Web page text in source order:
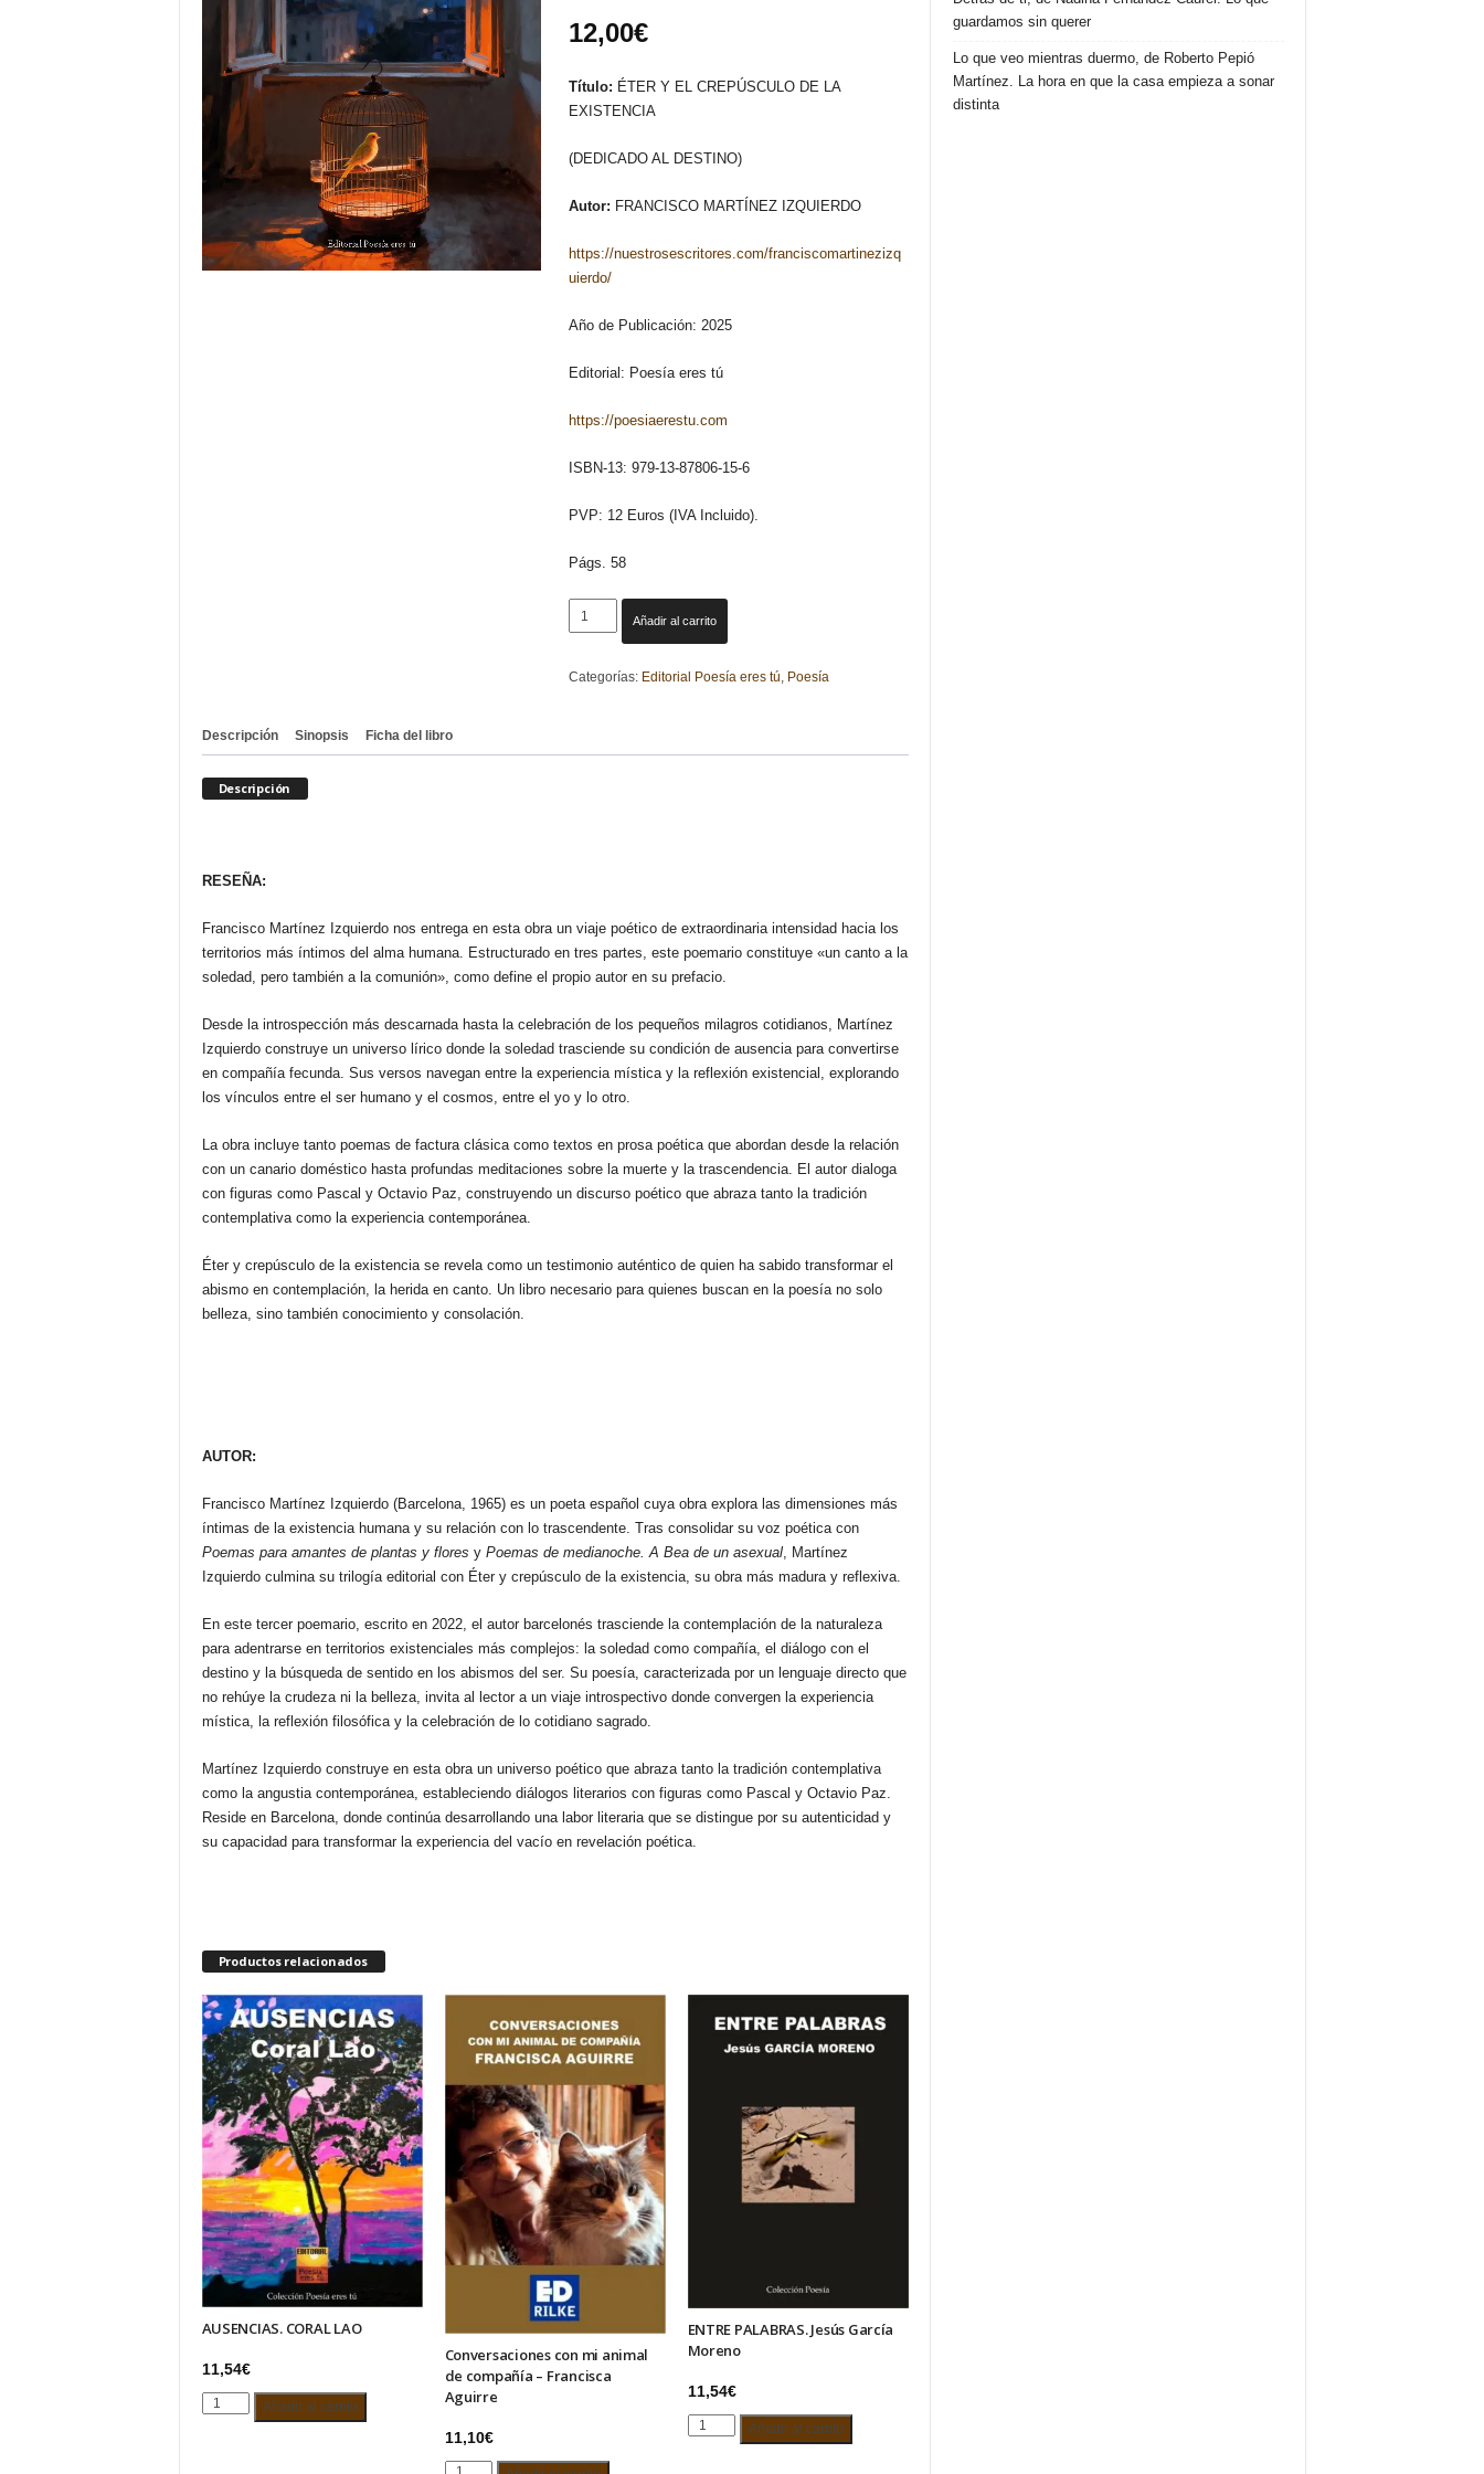
12,00€
Título: ÉTER Y EL CREPÚSCULO DE LA
EXISTENCIA
(DEDICADO AL DESTINO)
Autor: FRANCISCO MARTÍNEZ IZQUIERDO
https://nuestrosescritores.com/franciscomartinezizq
uierdo/
Año de Publicación: 2025
Editorial: Poesía eres tú
https://poesiaerestu.com
ISBN-13: 979-13-87806-15-6
PVP: 12 Euros (IVA Incluido).
Págs. 58
ÉTER
Y
CREPÚSCULO
Añadir al carrito
Categorías: Editorial Poesía eres tú, Poesía
Descripción Sinopsis Ficha del libro
Descripción
RESEÑA:
Francisco Martínez Izquierdo nos entrega en esta obra un viaje poético de extraordinaria intensidad hacia los
territorios más íntimos del alma humana. Estructurado en tres partes, este poemario constituye «un canto a la
soledad, pero también a la comunión», como define el propio autor en su prefacio.
Desde la introspección más descarnada hasta la celebración de los pequeños milagros cotidianos, Martínez
Izquierdo construye un universo lírico donde la soledad trasciende su condición de ausencia para convertirse
en compañía fecunda. Sus versos navegan entre la experiencia mística y la reflexión existencial, explorando
los vínculos entre el ser humano y el cosmos, entre el yo y lo otro.
La obra incluye tanto poemas de factura clásica como textos en prosa poética que abordan desde la relación
con un canario doméstico hasta profundas meditaciones sobre la muerte y la trascendencia. El autor dialoga
con figuras como Pascal y Octavio Paz, construyendo un discurso poético que abraza tanto la tradición
contemplativa como la experiencia contemporánea.
Éter y crepúsculo de la existencia se revela como un testimonio auténtico de quien ha sabido transformar el
abismo en contemplación, la herida en canto. Un libro necesario para quienes buscan en la poesía no solo
belleza, sino también conocimiento y consolación.
AUTOR:
Francisco Martínez Izquierdo (Barcelona, 1965) es un poeta español cuya obra explora las dimensiones más
íntimas de la existencia humana y su relación con lo trascendente. Tras consolidar su voz poética con
Poemas para amantes de plantas y flores y Poemas de medianoche. A Bea de un asexual, Martínez
Izquierdo culmina su trilogía editorial con Éter y crepúsculo de la existencia, su obra más madura y reflexiva.
En este tercer poemario, escrito en 2022, el autor barcelonés trasciende la contemplación de la naturaleza
para adentrarse en territorios existenciales más complejos: la soledad como compañía, el diálogo con el
destino y la búsqueda de sentido en los abismos del ser. Su poesía, caracterizada por un lenguaje directo que
no rehúye la crudeza ni la belleza, invita al lector a un viaje introspectivo donde convergen la experiencia
mística, la reflexión filosófica y la celebración de lo cotidiano sagrado.
Martínez Izquierdo construye en esta obra un universo poético que abraza tanto la tradición contemplativa
como la angustia contemporánea, estableciendo diálogos literarios con figuras como Pascal y Octavio Paz.
Reside en Barcelona, donde continúa desarrollando una labor literaria que se distingue por su autenticidad y
su capacidad para transformar la experiencia del vacío en revelación poética.
Productos relacionados
AUSENCIAS. CORAL LAO
11,54€
AUSENCIAS.Añadir al carrito
Conversaciones con mi animal
de compañía – Francisca
Aguirre
11,10€
Conversaciones
ENTRE PALABRAS. Jesús García
Moreno
11,54€
ENTRE
PALABRAS.
Añadir al carrito
guardamos sin querer
Lo que veo mientras duermo, de Roberto Pepió
Martínez. La hora en que la casa empieza a sonar
distinta